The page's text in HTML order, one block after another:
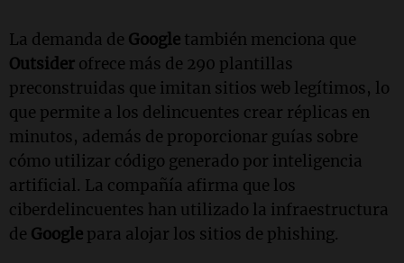
La demanda de Google también menciona que
Outsider ofrece más de 290 plantillas
preconstruidas que imitan sitios web legítimos, lo
que permite a los delincuentes crear réplicas en
minutos, además de proporcionar guías sobre
cómo utilizar código generado por inteligencia
artificial. La compañía afirma que los
ciberdelincuentes han utilizado la infraestructura
de Google para alojar los sitios de phishing.